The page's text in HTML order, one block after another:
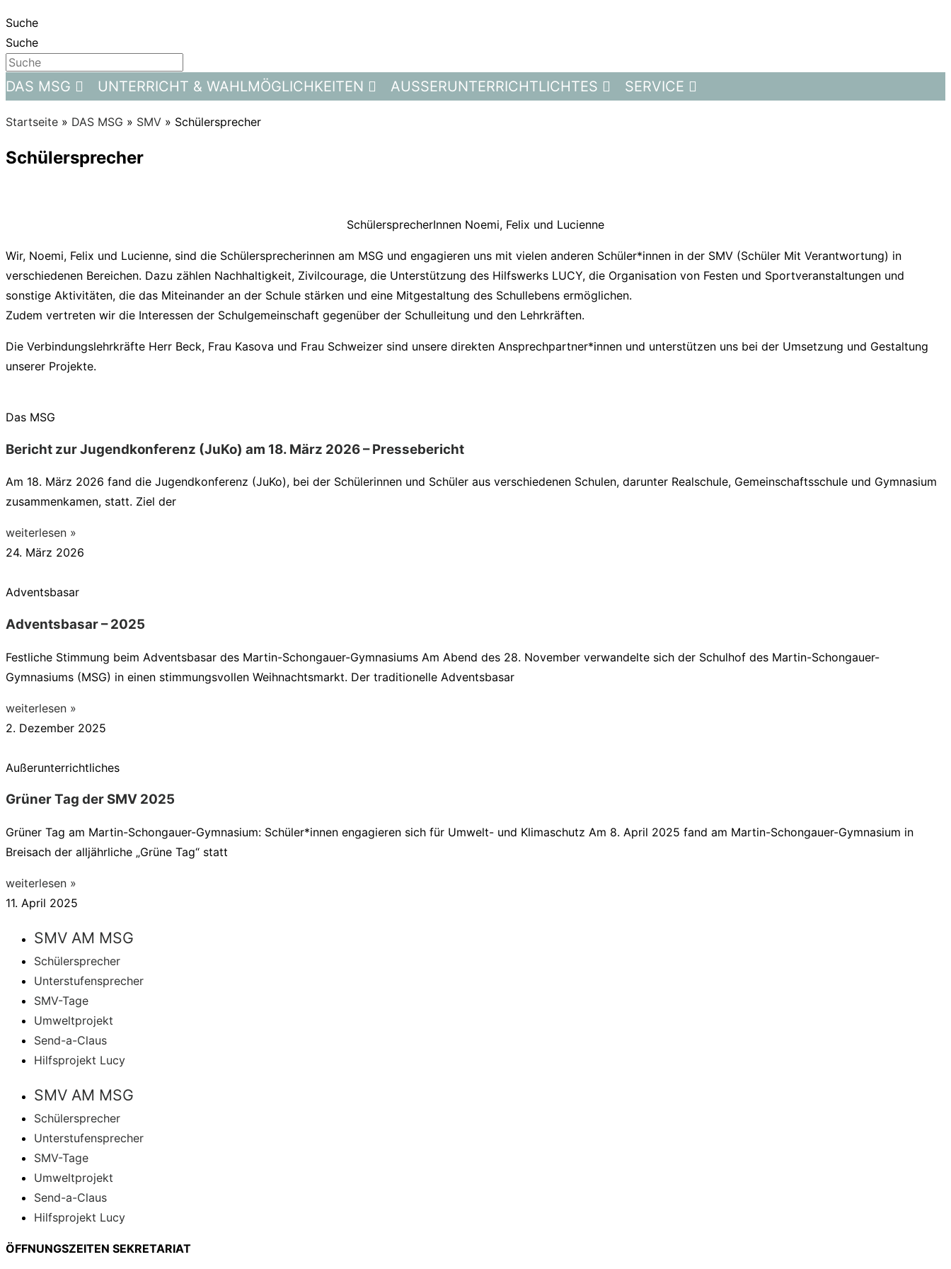
Suche
Suche
DAS MSG UNTERRICHT & WAHLMÖGLICHKEITEN AUSSERUNTERRICHTLICHTES SERVICE
Startseite » DAS MSG » SMV » Schülersprecher
Schülersprecher
SchülersprecherInnen Noemi, Felix und Lucienne
Wir, Noemi, Felix und Lucienne, sind die Schülersprecherinnen am MSG und engagieren uns mit vielen anderen Schüler*innen in der SMV (Schüler Mit Verantwortung) in
verschiedenen Bereichen. Dazu zählen Nachhaltigkeit, Zivilcourage, die Unterstützung des Hilfswerks LUCY, die Organisation von Festen und Sportveranstaltungen und
sonstige Aktivitäten, die das Miteinander an der Schule stärken und eine Mitgestaltung des Schullebens ermöglichen.
Zudem vertreten wir die Interessen der Schulgemeinschaft gegenüber der Schulleitung und den Lehrkräften.
Die Verbindungslehrkräfte Herr Beck, Frau Kasova und Frau Schweizer sind unsere direkten Ansprechpartner*innen und unterstützen uns bei der Umsetzung und Gestaltung
unserer Projekte.
Das MSG
Bericht zur Jugendkonferenz (JuKo) am 18. März 2026 – Pressebericht
Am 18. März 2026 fand die Jugendkonferenz (JuKo), bei der Schülerinnen und Schüler aus verschiedenen Schulen, darunter Realschule, Gemeinschaftsschule und Gymnasium
zusammenkamen, statt. Ziel der
weiterlesen »
24. März 2026
Adventsbasar
Adventsbasar – 2025
Festliche Stimmung beim Adventsbasar des Martin-Schongauer-Gymnasiums Am Abend des 28. November verwandelte sich der Schulhof des Martin-Schongauer-
Gymnasiums (MSG) in einen stimmungsvollen Weihnachtsmarkt. Der traditionelle Adventsbasar
weiterlesen »
2. Dezember 2025
Außerunterrichtliches
Grüner Tag der SMV 2025
Grüner Tag am Martin-Schongauer-Gymnasium: Schüler*innen engagieren sich für Umwelt- und Klimaschutz Am 8. April 2025 fand am Martin-Schongauer-Gymnasium in
Breisach der alljährliche „Grüne Tag“ statt
weiterlesen »
11. April 2025
SMV AM MSG
Schülersprecher
Unterstufensprecher
SMV-Tage
Umweltprojekt
Send-a-Claus
Hilfsprojekt Lucy
SMV AM MSG
Schülersprecher
Unterstufensprecher
SMV-Tage
Umweltprojekt
Send-a-Claus
Hilfsprojekt Lucy
ÖFFNUNGSZEITEN SEKRETARIAT